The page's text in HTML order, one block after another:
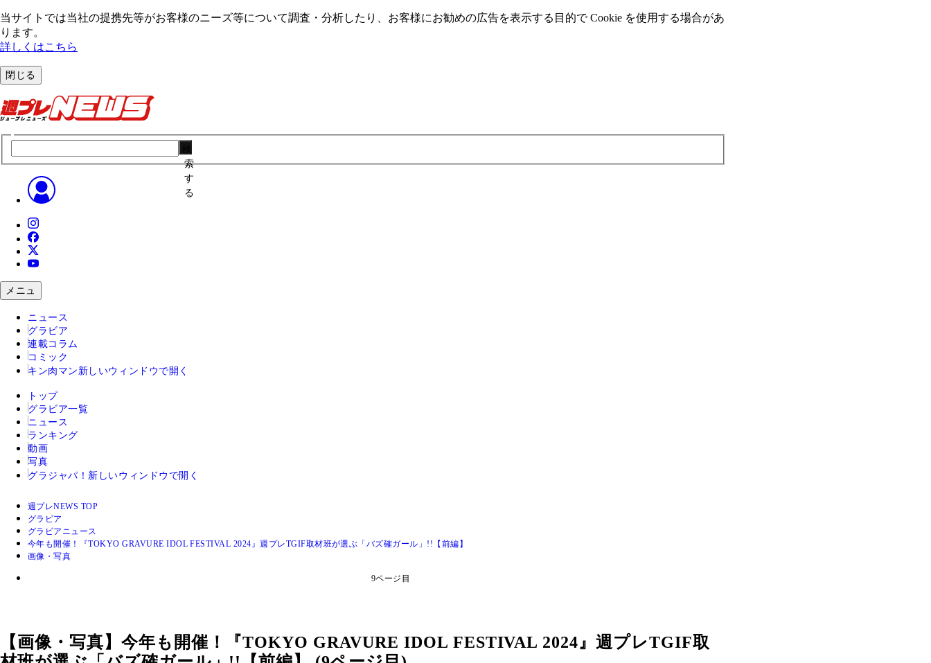
当サイトでは当社の提携先等がお客様のニーズ等について調査・分析したり、お客様にお勧めの広告を表⽰する⽬的で Cookie を使⽤する場合があ
ります。
詳しくはこちら
閉じる
索
す
る
メニュ
ニュース
グラビア
連載コラム
コミック
キン肉マン 新しいウィンドウで開く
トップ
グラビア一覧
ニュース
ランキング
動画
写真
グラジャパ！ 新しいウィンドウで開く
週プレNEWS TOP
グラビア
グラビアニュース
今年も開催！『TOKYO GRAVURE IDOL FESTIVAL 2024』週プレTGIF取材班が選ぶ「バズ確ガール」!!【前編】
画像・写真
9ページ目
【画像・写真】今年も開催！『TOKYO GRAVURE IDOL FESTIVAL 2024』週プレTGIF取